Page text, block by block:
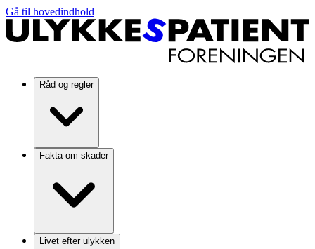
Gå til hovedindhold
Råd og regler
Fakta om skader
Livet efter ulykken